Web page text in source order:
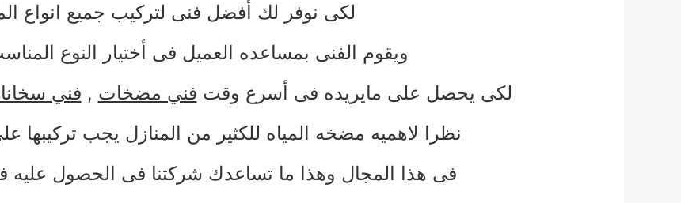
لكى نوفر لك أفضل فنى لتركيب جميع انواع
ويقوم الفنى بمساعده العميل فى أختيار النوع
لكى يحصل على مايريده فى أسرع وقت فني مضخات , فني
نظرا لاهميه مضخه المياه للكثير من المنازل يجب
فى هذا المجال وهذا ما تساعدك شركتنا فى الحصول